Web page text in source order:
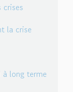
crises
la crise
long terme